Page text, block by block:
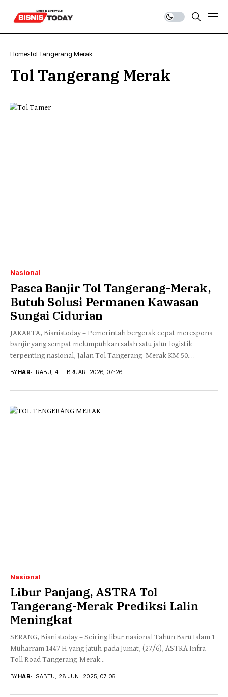
Home Tol Tangerang Merak
Tol Tangerang Merak
Nasional
Pasca Banjir Tol Tangerang-Merak,
Butuh Solusi Permanen Kawasan
Sungai Cidurian
JAKARTA, Bisnistoday – Pemerintah bergerak cepat merespons
banjir yang sempat melumpuhkan salah satu jalur logistik
terpenting nasional, Jalan Tol Tangerang–Merak KM 50.
BYHAR RABU, 4 FEBRUARI 2026, 07:26
Nasional
Libur Panjang, ASTRA Tol
Tangerang-Merak Prediksi Lalin
Meningkat
SERANG, Bisnistoday – Seiring libur nasional Tahun Baru Islam 1
Muharram 1447 H yang jatuh pada Jumat, (27/6), ASTRA Infra
Toll Road Tangerang-Merak...
BYHAR SABTU, 28 JUNI 2025, 07:06